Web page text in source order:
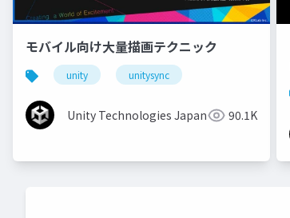
モバイル向け大量描画テクニック
unity unitysync
Unity Technologies Japan 90.1K